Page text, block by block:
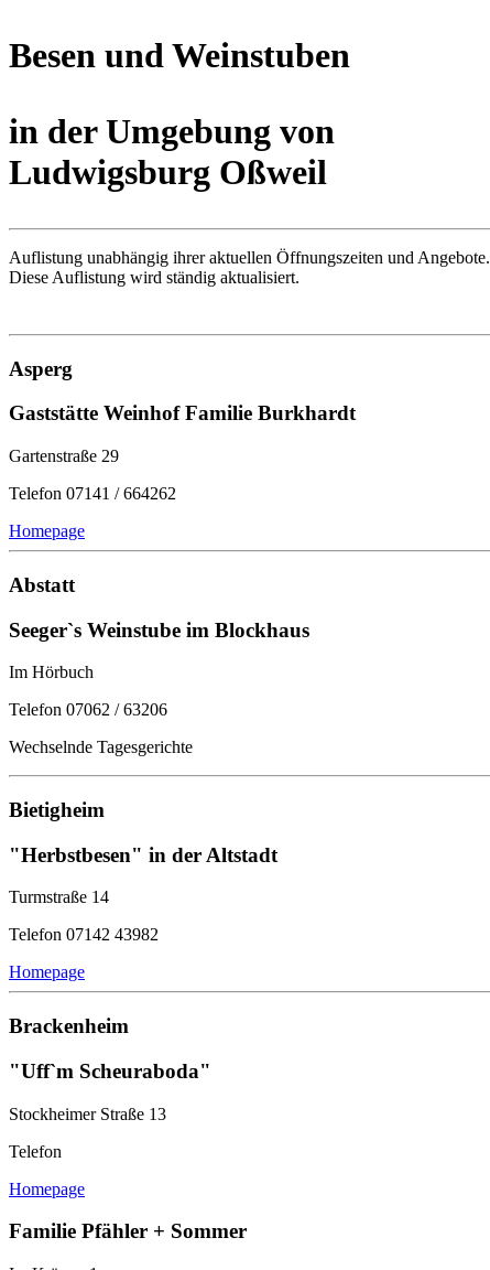
Besen und Weinstuben
in der Umgebung von
Ludwigsburg Oßweil
Auflistung unabhängig ihrer aktuellen Öffnungszeiten und Angebote.
Diese Auflistung wird ständig aktualisiert.
Asperg
Gaststätte Weinhof Familie Burkhardt
Gartenstraße 29
Telefon 07141 / 664262
Homepage
Abstatt
Seeger`s Weinstube im Blockhaus
Im Hörbuch
Telefon 07062 / 63206
Wechselnde Tagesgerichte
Bietigheim
"Herbstbesen" in der Altstadt
Turmstraße 14
Telefon 07142 43982
Homepage
Brackenheim
"Uff`m Scheuraboda"
Stockheimer Straße 13
Telefon
Homepage
Familie Pfähler + Sommer